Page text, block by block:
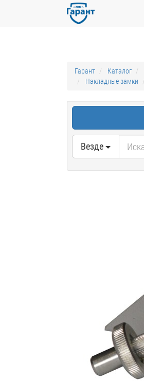
Гарант Каталог
Накладные замки
Везде